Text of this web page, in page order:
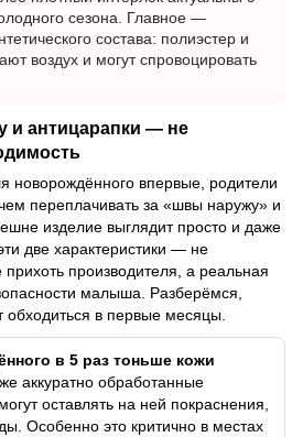
сезона. Главное —
состава: полиэстер и
воздух и могут спровоцировать
и антицарапки — не
новорождённого впервые, родители
переплачивать за «швы наружу» и
изделие выглядит просто и даже
две характеристики — не
производителя, а реальная
малыша. Разберёмся,
обходиться в первые месяцы.
в 5 раз тоньше кожи
аккуратно обработанные
оставлять на ней покраснения,
Особенно это критично в местах